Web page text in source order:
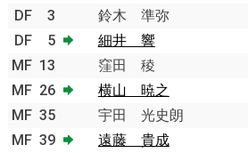
DF
3
鈴木 準弥
DF
5 細井 響
MF 13
窪田 稜
MF 26 横山 暁之
MF 35
宇田 光史朗
MF 39 遠藤 貴成